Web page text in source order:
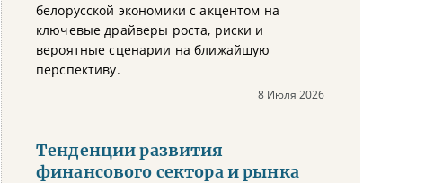
белорусской экономики с акцентом на
ключевые драйверы роста, риски и
вероятные сценарии на ближайшую
перспективу.
8 Июля 2026
Тенденции развития
финансового сектора и рынка